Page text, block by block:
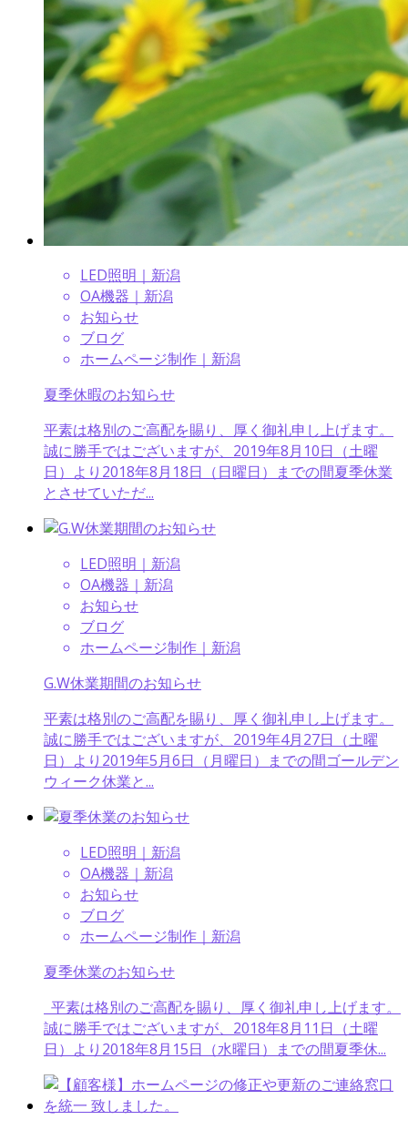
LED照明｜新潟
OA機器｜新潟
お知らせ
ブログ
ホームページ制作｜新潟
夏季休暇のお知らせ
平素は格別のご高配を賜り、厚く御礼申し上げます。
誠に勝手ではございますが、2019年8月10日（土曜
日）より2018年8月18日（日曜日）までの間夏季休業
とさせていただ...
LED照明｜新潟
OA機器｜新潟
お知らせ
ブログ
ホームページ制作｜新潟
G.W休業期間のお知らせ
平素は格別のご高配を賜り、厚く御礼申し上げます。
誠に勝手ではございますが、2019年4月27日（土曜
日）より2019年5月6日（月曜日）までの間ゴールデン
ウィーク休業と...
LED照明｜新潟
OA機器｜新潟
お知らせ
ブログ
ホームページ制作｜新潟
夏季休業のお知らせ
平素は格別のご高配を賜り、厚く御礼申し上げます。
誠に勝手ではございますが、2018年8月11日（土曜
日）より2018年8月15日（水曜日）までの間夏季休...